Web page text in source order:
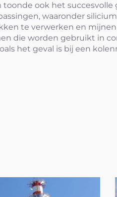
ook het
waaronder
te verwerken en
die worden gebruikt in
het geval is bij een